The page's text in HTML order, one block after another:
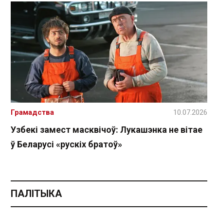
Узбекі замест масквічоў: Лукашэнка не вітае
ў Беларусі «рускіх братоў»
Грамадства 10.07.2026
ПАЛІТЫКА